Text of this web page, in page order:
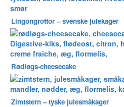
Lingongrottor – svenske julekager
Rødløgs-cheesecake
Zimtstern – tyske julesmåkager